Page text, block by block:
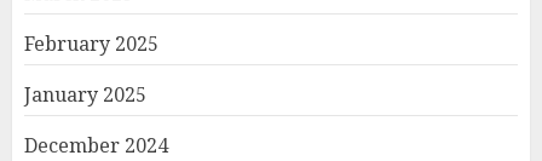
February 2025
January 2025
December 2024